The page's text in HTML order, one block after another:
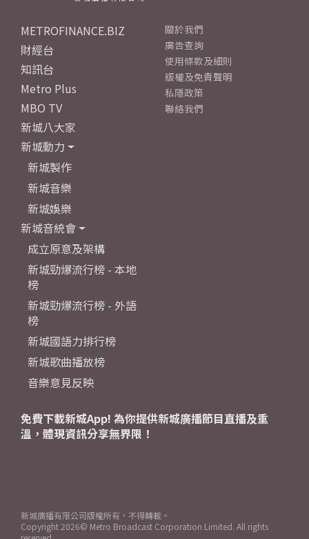
METROFINANCE.BIZ
財經台
知訊台
Metro Plus
MBO TV
新城八大家
新城動力
新城製作
新城音樂
新城娛樂
新城音統會
成立原意及架構
新城勁爆流行榜 - 本地
榜
新城勁爆流行榜 - 外語
榜
新城國語力排行榜
新城歌曲播放榜
音樂意見反映
關於我們
廣告查詢
使用條款及細則
版權及免責聲明
私隱政策
聯絡我們
免費下載新城App! 為你提供新城廣播節目直播及重
溫，體現資訊分享無界限！
新城廣播有限公司版權所有，不得轉載。
Copyright 2026© Metro Broadcast Corporation Limited. All rights